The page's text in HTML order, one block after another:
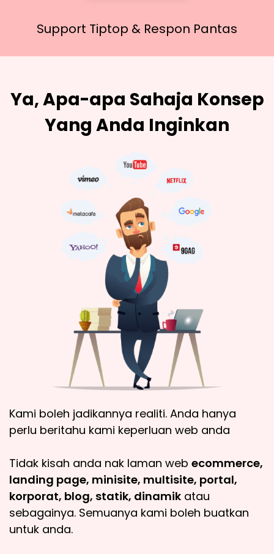
Support Tiptop & Respon Pantas
Ya, Apa-apa Sahaja Konsep
Yang Anda Inginkan
Kami boleh jadikannya realiti. Anda hanya
perlu beritahu kami keperluan web anda
Tidak kisah anda nak laman web ecommerce,
landing page, minisite, multisite, portal,
korporat, blog, statik, dinamik atau
sebagainya. Semuanya kami boleh buatkan
untuk anda.